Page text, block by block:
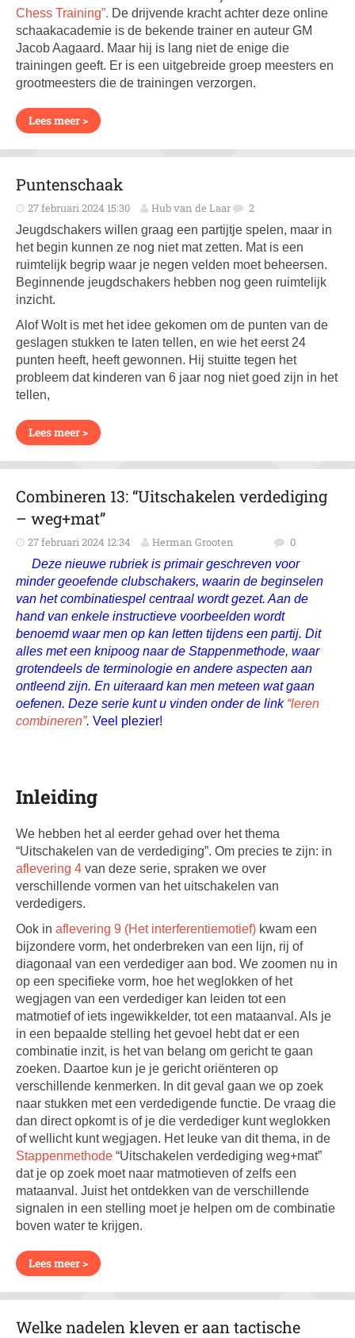
Chess Training”. De drijvende kracht achter deze online
schaakacademie is de bekende trainer en auteur GM
Jacob Aagaard. Maar hij is lang niet de enige die
trainingen geeft. Er is een uitgebreide groep meesters en
grootmeesters die de trainingen verzorgen.
Lees meer >
Puntenschaak
27 februari 2024 15:30 Hub van de Laar 2
Jeugdschakers willen graag een partijtje spelen, maar in
het begin kunnen ze nog niet mat zetten. Mat is een
ruimtelijk begrip waar je negen velden moet beheersen.
Beginnende jeugdschakers hebben nog geen ruimtelijk
inzicht.
Alof Wolt is met het idee gekomen om de punten van de
geslagen stukken te laten tellen, en wie het eerst 24
punten heeft, heeft gewonnen. Hij stuitte tegen het
probleem dat kinderen van 6 jaar nog niet goed zijn in het
tellen,
Lees meer >
Combineren 13: “Uitschakelen verdediging
– weg+mat”
27 februari 2024 12:34 Herman Grooten 0
Deze nieuwe rubriek is primair geschreven voor
minder geoefende clubschakers, waarin de beginselen
van het combinatiespel centraal wordt gezet. Aan de
hand van enkele instructieve voorbeelden wordt
benoemd waar men op kan letten tijdens een partij. Dit
alles met een knipoog naar de Stappenmethode, waar
grotendeels de terminologie en andere aspecten aan
ontleend zijn. En uiteraard kan men meteen wat gaan
oefenen. Deze serie kunt u vinden onder de link “leren
combineren”. Veel plezier!
Inleiding
We hebben het al eerder gehad over het thema
“Uitschakelen van de verdediging”. Om precies te zijn: in
aflevering 4 van deze serie, spraken we over
verschillende vormen van het uitschakelen van
verdedigers.
Ook in aflevering 9 (Het interferentiemotief) kwam een
bijzondere vorm, het onderbreken van een lijn, rij of
diagonaal van een verdediger aan bod. We zoomen nu in
op een specifieke vorm, hoe het weglokken of het
wegjagen van een verdediger kan leiden tot een
matmotief of iets ingewikkelder, tot een mataanval. Als je
in een bepaalde stelling het gevoel hebt dat er een
combinatie inzit, is het van belang om gericht te gaan
zoeken. Daartoe kun je je gericht oriënteren op
verschillende kenmerken. In dit geval gaan we op zoek
naar stukken met een verdedigende functie. De vraag die
dan direct opkomt is of je die verdediger kunt weglokken
of wellicht kunt wegjagen. Het leuke van dit thema, in de
Stappenmethode “Uitschakelen verdediging weg+mat”
dat je op zoek moet naar matmotieven of zelfs een
mataanval. Juist het ontdekken van de verschillende
signalen in een stelling moet je helpen om de combinatie
boven water te krijgen.
Lees meer >
Welke nadelen kleven er aan tactische